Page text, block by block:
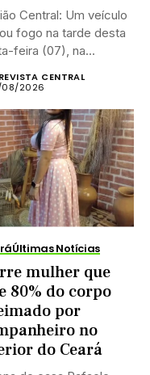
Central: Um veículo
fogo na tarde desta
feira (07), na...
REVISTA CENTRAL
08/2026
Últimas Notícias
mulher que
80% do corpo
por
no
do Ceará